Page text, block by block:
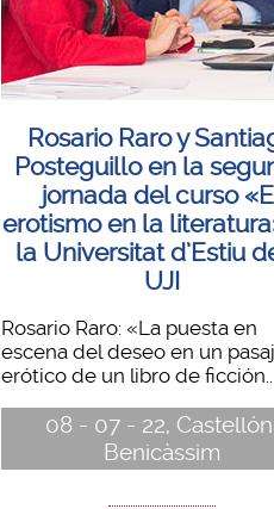
Rosario Raro y
Posteguillo en la
jornada del curso
erotismo en la
la Universitat d’Estiu
UJI
Rosario Raro: «La puesta en
escena del deseo en un
erótico de un libro de
08 - 07 - 22,
Benicàssim